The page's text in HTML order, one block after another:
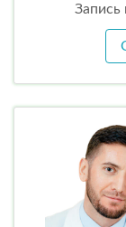
Запись